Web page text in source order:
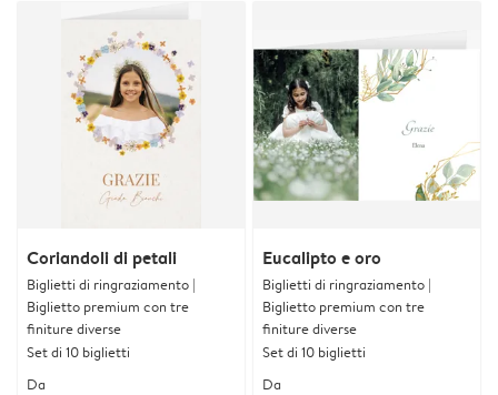
Coriandoli di petali
Biglietti di ringraziamento |
Biglietto premium con tre
finiture diverse
Set di 10 biglietti
Da
Eucalipto e oro
Biglietti di ringraziamento |
Biglietto premium con tre
finiture diverse
Set di 10 biglietti
Da